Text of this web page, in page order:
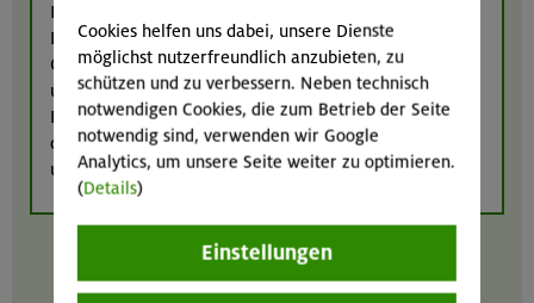
Ich bin damit einverstanden, dass Inhalte von
Drittanbietern (Google Maps, YouTube, meteoblue,
Calaméo, Elfsight und eventim-light) angezeigt werden
und dass diese Anbieter ggf. Cookies einsetzen, um das
Funktionieren ihrer Inhalte zu gewährleisten bzw. zu
optimieren. Weitere Informationen finden Sie in
unsererDatenschutzerklärung .
Cookies helfen uns dabei, unsere Dienste
möglichst nutzerfreundlich anzubieten, zu
schützen und zu verbessern. Neben technisch
notwendigen Cookies, die zum Betrieb der Seite
notwendig sind, verwenden wir Google
Analytics, um unsere Seite weiter zu optimieren.
(Details)
Einstellungen